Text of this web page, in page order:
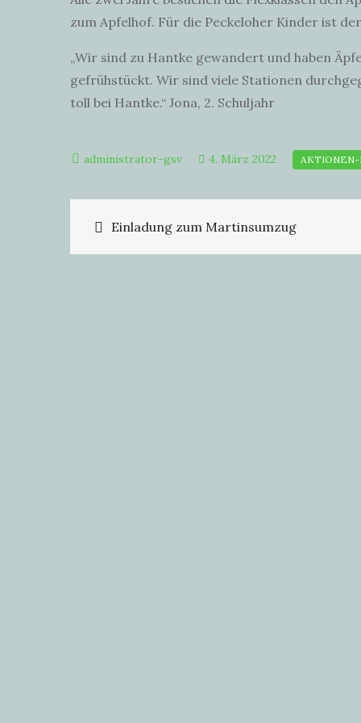
zum Apfelhof. Für die Peckeloher Kinder ist
„Wir sind zu Hantke gewandert und haben
gefrühstückt. Wir sind viele Stationen
toll bei Hantke.“ Jona, 2. Schuljahr
4. März 2022
Beitragsnavigation
Einladung zum Martinsumzug